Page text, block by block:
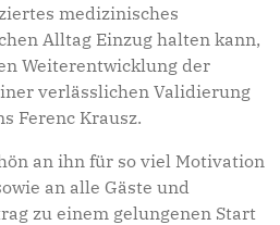
medizinisches
Alltag Einzug halten kann,
Weiterentwicklung der
verlässlichen Validierung
Ferenc Krausz.
an ihn für so viel Motivation
an alle Gäste und
zu einem gelungenen Start